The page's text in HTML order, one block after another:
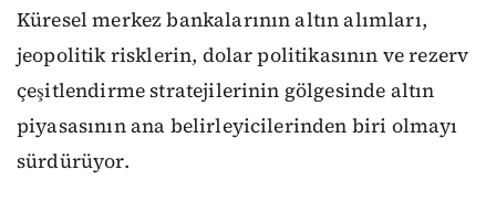
Küresel merkez bankalarının altın alımları,
jeopolitik risklerin, dolar politikasının ve rezerv
çeşitlendirme stratejilerinin gölgesinde altın
piyasasının ana belirleyicilerinden biri olmayı
sürdürüyor.